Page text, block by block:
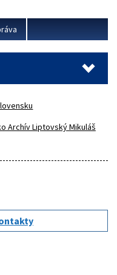
Archív Liptovský Mikuláš